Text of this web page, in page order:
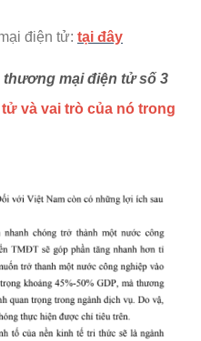
điện tử: tại đây
thương mại điện tử số 3
và vai trò của nó trong